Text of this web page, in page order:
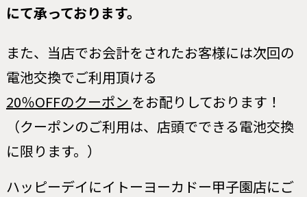
にて承っております。
また、当店でお会計をされたお客様には次回の
電池交換でご利用頂ける
20％OFFのクーポン をお配りしております！
（クーポンのご利用は、店頭でできる電池交換
に限ります。）
ハッピーデイにイトーヨーカドー甲子園店にご